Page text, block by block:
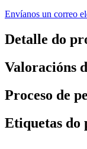
Envíanos un correo
Detalle do
Valoracións
Proceso de
Etiquetas do